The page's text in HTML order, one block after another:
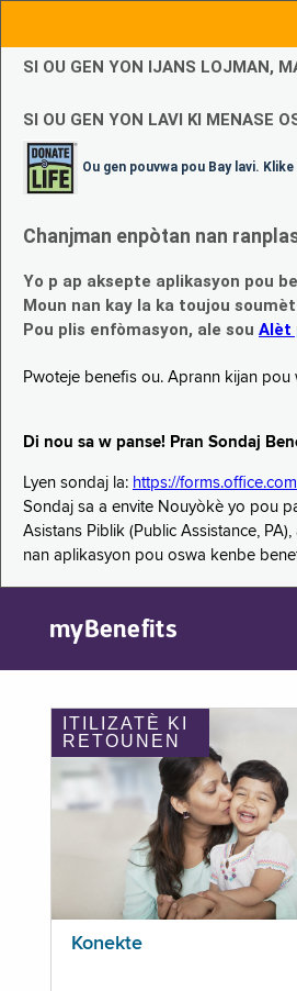
SI OU GEN YON IJANS LOJMAN,
SI OU GEN YON LAVI KI MENASE
Ou gen pouvwa pou Bay lavi.
Chanjman enpòtan nan
Yo p ap aksepte aplikasyon pou
Moun nan kay la ka toujou
Pou plis enfòmasyon, ale sou Alèt
Pwoteje benefis ou. Aprann kijan
Di nou sa w panse! Pran Sondaj
Lyen sondaj la: https://
Sondaj sa a envite Nouyòkè yo pou
Asistans Piblik (Public Assistance,
nan aplikasyon pou oswa kenbe
myBenefits
ITILIZATÈ KI
RETOUNEN
Konekte